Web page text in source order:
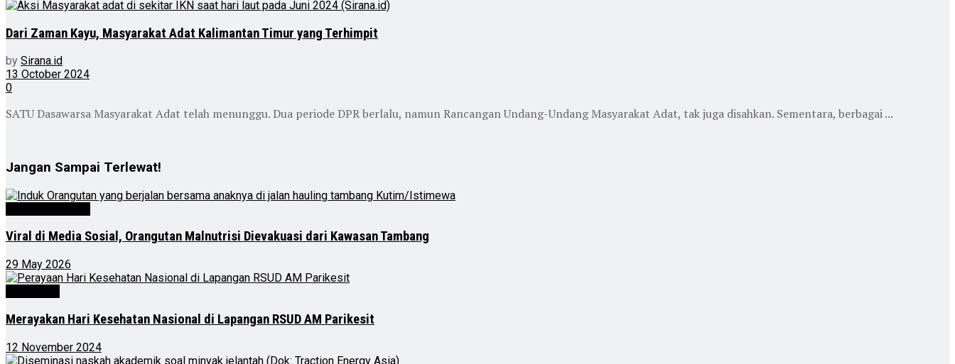
Dari Zaman Kayu, Masyarakat Adat Kalimantan Timur yang Terhimpit
by Sirana.id
13 October 2024
0
SATU Dasawarsa Masyarakat Adat telah menunggu. Dua periode DPR berlalu, namun Rancangan Undang-Undang Masyarakat Adat, tak juga disahkan. Sementara, berbagai ...
Jangan Sampai Terlewat!
Viral di Media Sosial, Orangutan Malnutrisi Dievakuasi dari Kawasan Tambang
29 May 2026
Merayakan Hari Kesehatan Nasional di Lapangan RSUD AM Parikesit
12 November 2024